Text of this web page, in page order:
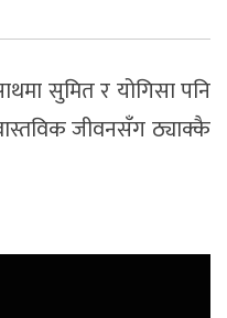
सुमित र योगिसा पनि
जीवनसँग ठ्याक्कै